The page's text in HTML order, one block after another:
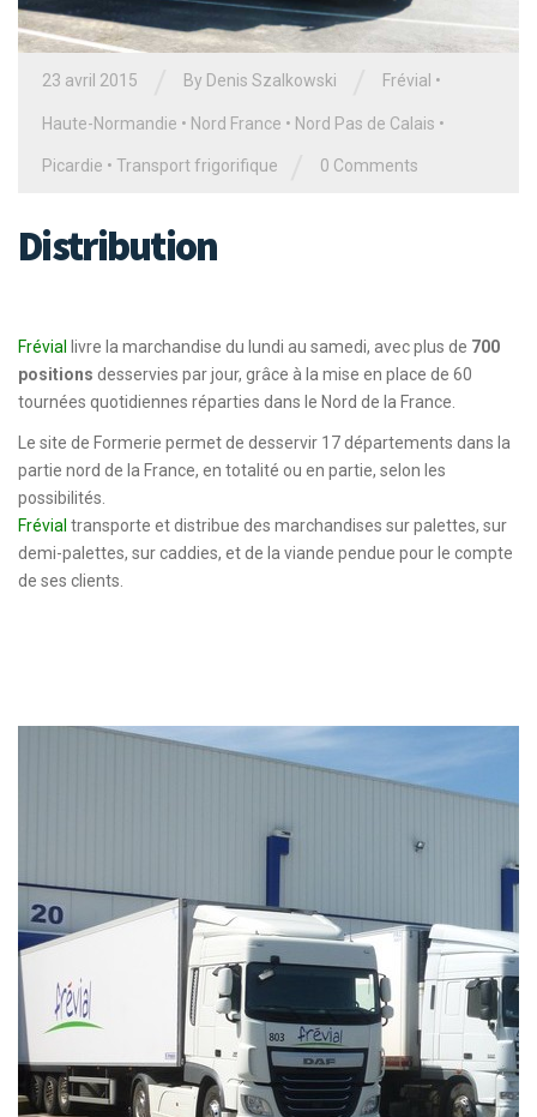
23 avril 2015 By Denis Szalkowski Frévial •
Haute-Normandie • Nord France • Nord Pas de Calais •
Picardie • Transport frigorifique 0 Comments
Distribution
Frévial livre la marchandise du lundi au samedi, avec plus de 700
positions desservies par jour, grâce à la mise en place de 60
tournées quotidiennes réparties dans le Nord de la France.
Le site de Formerie permet de desservir 17 départements dans la
partie nord de la France, en totalité ou en partie, selon les
possibilités.
Frévial transporte et distribue des marchandises sur palettes, sur
demi-palettes, sur caddies, et de la viande pendue pour le compte
de ses clients.